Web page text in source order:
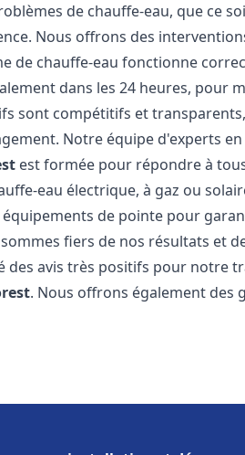
de chauffe-eau, que ce
Nous offrons des
de chauffe-eau fonctionne
dans les 24 heures, pour
sont compétitifs et
Notre équipe d'experts en
est formée pour répondre à
eau électrique, à gaz ou
de pointe pour
fiers de nos résultats et
avis très positifs pour notre
. Nous offrons également des